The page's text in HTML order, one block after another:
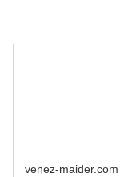
venez-maider.com